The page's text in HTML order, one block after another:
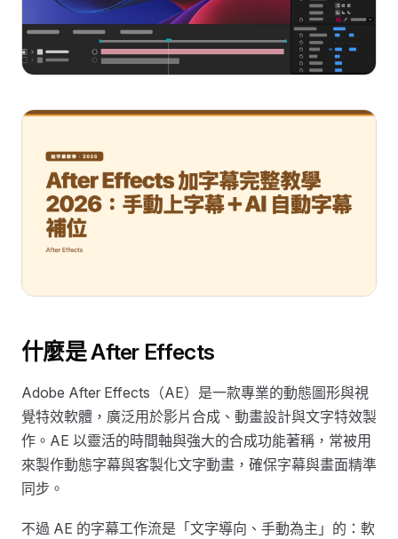
什麼是 After Effects
Adobe After Effects（AE）是一款專業的動態圖形與視
覺特效軟體，廣泛用於影片合成、動畫設計與文字特效製
作。AE 以靈活的時間軸與強大的合成功能著稱，常被用
來製作動態字幕與客製化文字動畫，確保字幕與畫面精準
同步。
不過 AE 的字幕工作流是「文字導向、手動為主」的：軟